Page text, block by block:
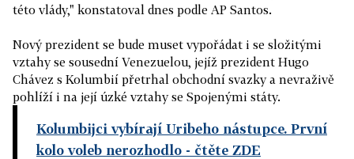
této vlády," konstatoval dnes podle AP Santos.
Nový prezident se bude muset vypořádat i se složitými
vztahy se sousední Venezuelou, jejíž prezident Hugo
Chávez s Kolumbií přetrhal obchodní svazky a nevraživě
pohlíží i na její úzké vztahy se Spojenými státy.
Kolumbijci vybírají Uribeho nástupce. První
kolo voleb nerozhodlo - čtěte ZDE